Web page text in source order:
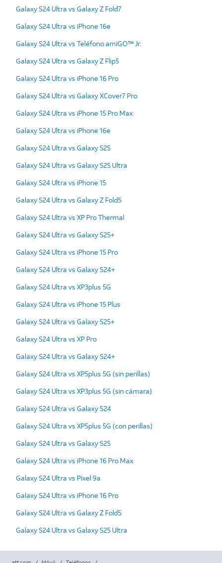
Galaxy S24 Ultra vs Galaxy Z Fold7
Galaxy S24 Ultra vs iPhone 16e
Galaxy S24 Ultra vs Teléfono amiGO™ Jr.
Galaxy S24 Ultra vs Galaxy Z Flip5
Galaxy S24 Ultra vs iPhone 16 Pro
Galaxy S24 Ultra vs Galaxy XCover7 Pro
Galaxy S24 Ultra vs iPhone 15 Pro Max
Galaxy S24 Ultra vs iPhone 16e
Galaxy S24 Ultra vs Galaxy S25
Galaxy S24 Ultra vs Galaxy S25 Ultra
Galaxy S24 Ultra vs iPhone 15
Galaxy S24 Ultra vs Galaxy Z Fold5
Galaxy S24 Ultra vs XP Pro Thermal
Galaxy S24 Ultra vs Galaxy S25+
Galaxy S24 Ultra vs iPhone 15 Pro
Galaxy S24 Ultra vs Galaxy S24+
Galaxy S24 Ultra vs XP3plus 5G
Galaxy S24 Ultra vs iPhone 15 Plus
Galaxy S24 Ultra vs Galaxy S25+
Galaxy S24 Ultra vs XP Pro
Galaxy S24 Ultra vs Galaxy S24+
Galaxy S24 Ultra vs XP5plus 5G (sin perillas)
Galaxy S24 Ultra vs XP3plus 5G (sin cámara)
Galaxy S24 Ultra vs Galaxy S24
Galaxy S24 Ultra vs XP5plus 5G (con perillas)
Galaxy S24 Ultra vs Galaxy S25
Galaxy S24 Ultra vs iPhone 16 Pro Max
Galaxy S24 Ultra vs Pixel 9a
Galaxy S24 Ultra vs iPhone 16 Pro
Galaxy S24 Ultra vs Galaxy Z Fold5
Galaxy S24 Ultra vs Galaxy S25 Ultra